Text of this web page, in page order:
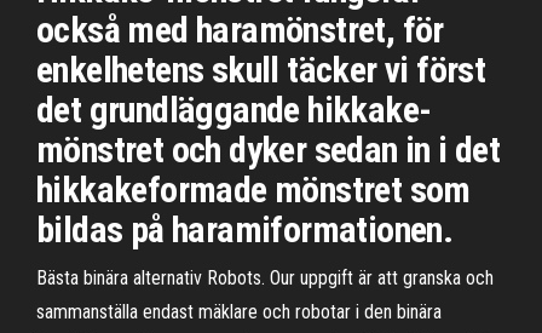
också med haramönstret, för
enkelhetens skull täcker vi först
det grundläggande hikkake-
mönstret och dyker sedan in i det
hikkakeformade mönstret som
bildas på haramiformationen.
Bästa binära alternativ Robots. Our uppgift är att granska och
sammanställa endast mäklare och robotar i den binära